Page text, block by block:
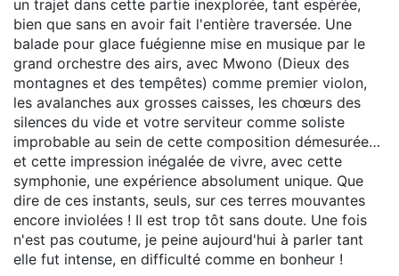
un trajet dans cette partie inexplorée, tant espérée,
bien que sans en avoir fait l'entière traversée. Une
balade pour glace fuégienne mise en musique par le
grand orchestre des airs, avec Mwono (Dieux des
montagnes et des tempêtes) comme premier violon,
les avalanches aux grosses caisses, les chœurs des
silences du vide et votre serviteur comme soliste
improbable au sein de cette composition démesurée…
et cette impression inégalée de vivre, avec cette
symphonie, une expérience absolument unique. Que
dire de ces instants, seuls, sur ces terres mouvantes
encore inviolées ! Il est trop tôt sans doute. Une fois
n'est pas coutume, je peine aujourd'hui à parler tant
elle fut intense, en difficulté comme en bonheur !